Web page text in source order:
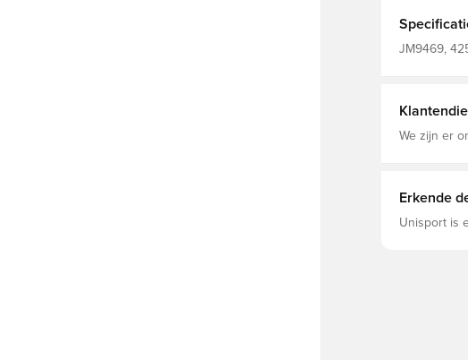
geweldig als je eruitziet.
JM9469,
We zijn er
Erkende
Unisport is